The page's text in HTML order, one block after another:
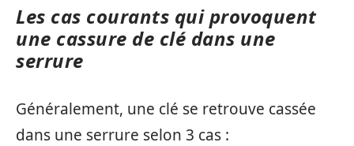
Les cas courants qui provoquent
une cassure de clé dans une
serrure
Généralement, une clé se retrouve cassée
dans une serrure selon 3 cas :